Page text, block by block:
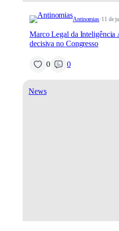
Antinomias·11 de
Marco Legal da Inteligência
decisiva no Congresso
0 0
News